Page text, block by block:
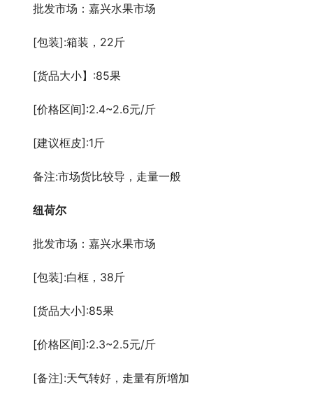
批发市场：嘉兴水果市场
[包装]:箱装，22斤
[货品大小】:85果
[价格区间]:2.4~2.6元/斤
[建议框皮]:1斤
备注:市场货比较导，走量一般
纽荷尔
批发市场：嘉兴水果市场
[包装]:白框，38斤
[货品大小]:85果
[价格区间]:2.3~2.5元/斤
[备注]:天气转好，走量有所增加